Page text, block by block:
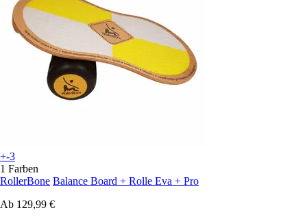
+-3
1 Farben
RollerBone Balance Board + Rolle Eva + Pro
Ab 129,99 €